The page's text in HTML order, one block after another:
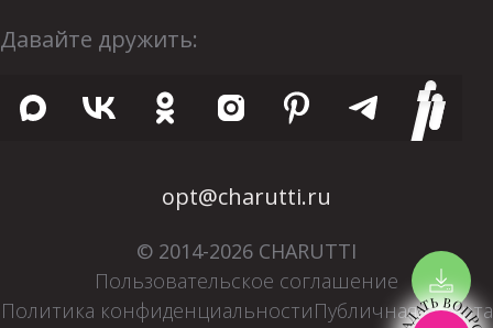
Давайте дружить:
opt@charutti.ru
© 2014-2026 CHARUTTI
Пользовательское соглашение
Политика конфиденциальностиПубличная оферта